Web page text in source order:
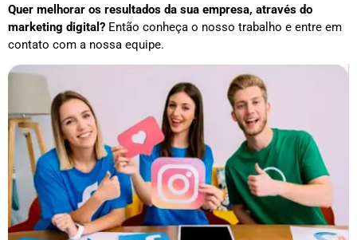
Quer melhorar os resultados da sua empresa, através do
marketing digital? Então conheça o nosso trabalho e entre em
contato com a nossa equipe.